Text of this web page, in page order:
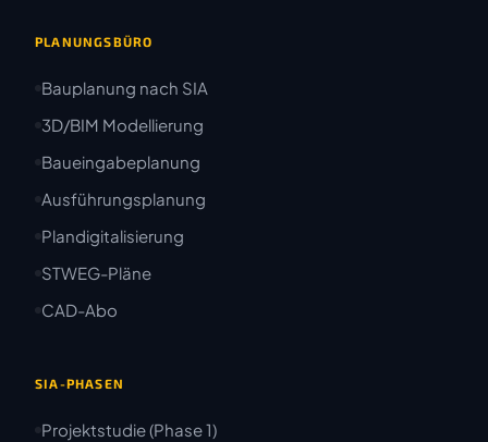
PLANUNGSBÜRO
Bauplanung nach SIA
3D/BIM Modellierung
Baueingabeplanung
Ausführungsplanung
Plandigitalisierung
STWEG-Pläne
CAD-Abo
SIA-PHASEN
Projektstudie (Phase 1)